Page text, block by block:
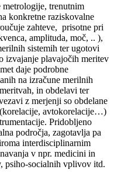
metrologije, trenutnim
konkretne raziskovalne
zahteve, prisotne pri
amplituda, moč, .. ),
sistemih ter ugotovi
izvajanje plavajočih meritev
daje podrobne
na izračune merilnih
in obdelavi ter
z merjenji so obdelane
avtokorelacije…)
Pridobljeno
področja, zagotavlja pa
interdisciplinarnim
v npr. medicini in
psiho-socialnih vplivov itd.